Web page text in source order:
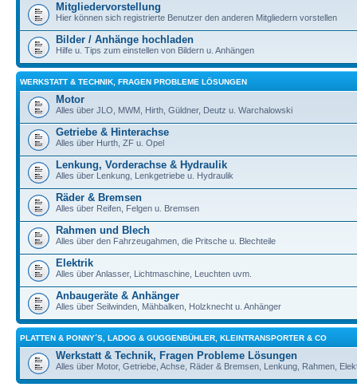
Mitgliedervorstellung
Hier können sich registrierte Benutzer den anderen Mitgliedern vorstellen
Bilder / Anhänge hochladen
Hilfe u. Tips zum einstellen von Bildern u. Anhängen
WERKSTATT & TECHNIK, FRAGEN PROBLEME LÖSUNGEN
Motor
Alles über JLO, MWM, Hirth, Güldner, Deutz u. Warchalowski
Getriebe & Hinterachse
Alles über Hurth, ZF u. Opel
Lenkung, Vorderachse & Hydraulik
Alles über Lenkung, Lenkgetriebe u. Hydraulik
Räder & Bremsen
Alles über Reifen, Felgen u. Bremsen
Rahmen und Blech
Alles über den Fahrzeugahmen, die Pritsche u. Blechteile
Elektrik
Alles über Anlasser, Lichtmaschine, Leuchten uvm.
Anbaugeräte & Anhänger
Alles über Seilwinden, Mähbalken, Holzknecht u. Anhänger
PLATTEN & PONNY´S, LADOG & GUGGENBÜHLER, KLEINTRANSPORTER & CO
Werkstatt & Technik, Fragen Probleme Lösungen
Alles über Motor, Getriebe, Achse, Räder & Bremsen, Lenkung, Rahmen,